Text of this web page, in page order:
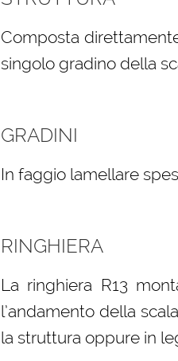
Composta
singolo gradino della
GRADINI
In faggio lamellare
RINGHIERA
La ringhiera R13
l’andamento della
la struttura oppure in